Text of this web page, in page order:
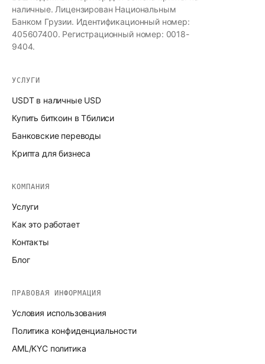
наличные. Лицензирован Национальным
Банком Грузии. Идентификационный номер:
405607400. Регистрационный номер: 0018-
9404.
УСЛУГИ
USDT в наличные USD
Купить биткоин в Тбилиси
Банковские переводы
Крипта для бизнеса
КОМПАНИЯ
Услуги
Как это работает
Контакты
Блог
ПРАВОВАЯ ИНФОРМАЦИЯ
Условия использования
Политика конфиденциальности
AML/KYC политика